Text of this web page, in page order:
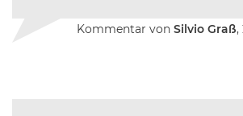
Kommentar von Silvio Graß,